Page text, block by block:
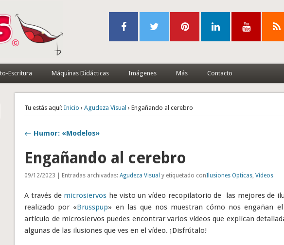
Escritura Máquinas Didácticas Imágenes Más Contacto
Tu estás aquí: Inicio ›Agudeza Visual › Engañando al cerebro
← Humor: «Modelos»
Engañando al cerebro
09/12/2023 | Entradas archivadas:Agudeza Visual y etiquetado conIlusiones Opticas,Vídeos
A través de microsiervos he visto un vídeo recopilatorio de las mejores de
realizado por «Brusspup» en las que nos muestran cómo nos engañan
artículo de microsiervos puedes encontrar varios vídeos que explican
algunas de las ilusiones que ves en el vídeo. ¡Disfrútalo!